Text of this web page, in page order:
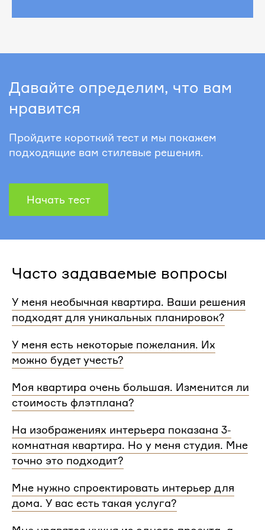
Давайте определим, что вам
нравится
Пройдите короткий тест и мы покажем
подходящие вам стилевые решения.
Начать тест
Часто задаваемые вопросы
У меня необычная квартира. Ваши решения
подходят для уникальных планировок?
планировки и учтем особенности вашей
квартиры.
У меня есть некоторые пожелания. Их
можно будет учесть?
согласуем с вами планировочное решение,
расстановку мебели и важные детали. Вы
дизайнером Flatplan
Моя квартира очень большая. Изменится ли
стоимость флэтплана?
площади. Однако если у вас многоэтажный дом
или квартира, нужно будет купить флэтплан для
каждого этажа.
На изображениях интерьера показана 3-
комнатная квартира. Но у меня студия. Мне
точно это подходит?
и учитываем все детали. Любой стиль интерьера
на нашем сайте может быть адаптирован для
Мне нужно спроектировать интерьер для
дома. У вас есть такая услуга?